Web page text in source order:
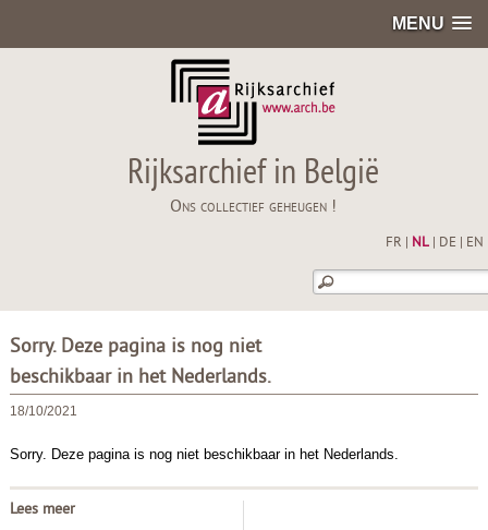
MENU
Rijksarchief in België
Ons collectief geheugen !
FR NL| DE EN
Sorry. Deze pagina is nog niet
beschikbaar in het Nederlands.
18/10/2021
Sorry. Deze pagina is nog niet beschikbaar in het Nederlands.
Lees meer